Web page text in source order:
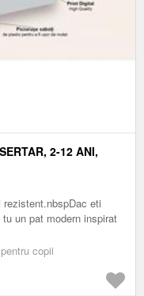
2-12 ANI,
eti
un pat modern inspirat
copii